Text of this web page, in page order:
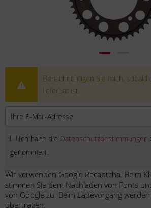
Benachrichtigen Sie mich, sobald
lieferbar ist.
Ich habe die Datenschutzbestimmungen
genommen.
Wir verwenden Google Recaptcha. Beim
stimmen Sie dem Nachladen von Fonts
von Google zu. Beim Ladevorgang
übertragen.